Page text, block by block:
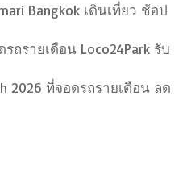
Bangkok เดินเที่ยว ช้อป
ถรายเดือน Loco24Park รับ
2026 ที่จอดรถรายเดือน ลด